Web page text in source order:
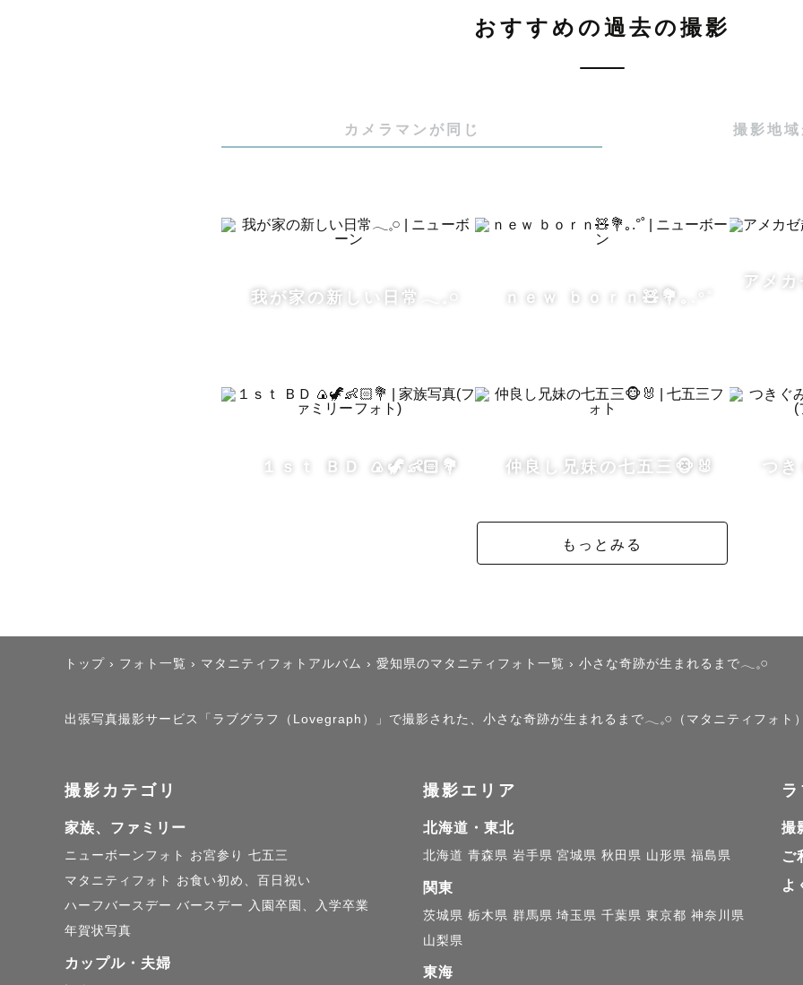
▶︎ 心の支えとなりますように🕊️
「育児でへこむ日も多いですが、
「糧」となるようなお写真を届けます𓂃𓈒𓏸
「あのときの嬉しい気持ちを思い出したい」
写真がないと、
すぐに思い出すことができないのです。
子供が小さかった頃の日々にはもう戻れない。
そして、離れた人にはもう会うことができない。
そう後悔をする前に
おすすめの過去の撮影
カメラマンが同じ 撮影地
我が家の新しい日常𓂃𓈒𓏸 ｎｅｗ ｂｏｒｎ🧸💐｡.°˚
アメ
１ｓｔ ＢＤ 🍙🦖👶🏻💐 仲良し兄妹の七五三🐵🐰 つ
もっとみる
トップ › フォト一覧 › マタニティフォトアルバム › 愛知県のマタニティフォト一覧 › 小さな奇跡が生まれるまで𓂃𓈒𓏸
出張写真撮影サービス「ラブグラフ（Lovegraph）」で撮影された、小さな奇跡が生まれるまで𓂃𓈒𓏸（マタニティフォト
撮影カテゴリ
家族、ファミリー
ニューボーンフォト お宮参り 七五三
マタニティフォト
お食い初め、百日祝い
ハーフバースデー バースデー 入園卒園、入学卒業
年賀状写真
カップル・夫婦
撮影エリア
北海道・東北
北海道 青森県 岩手県 宮城県 秋田県 山形県 福島県
関東
茨城県 栃木県 群馬県 埼玉県 千葉県 東京都 神奈川県
山梨県
東海
撮
ご
よ